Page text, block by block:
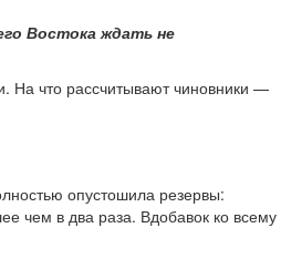
Востока ждать не
На что рассчитывают чиновники —
опустошила резервы:
чем в два раза. Вдобавок ко всему